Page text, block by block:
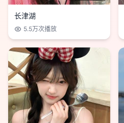
长津湖
5.5万次播放